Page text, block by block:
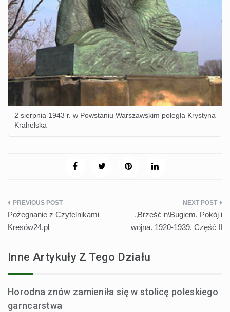
2 sierpnia 1943 r. w Powstaniu Warszawskim poległa Krystyna
Krahelska
Nawigacja
wpisu
Pożegnanie z Czytelnikami
Kresów24.pl
„Brześć n\Bugiem. Pokój i
wojna. 1920-1939. Część II
Inne Artykuły Z Tego Działu
Horodna znów zamieniła się w stolicę poleskiego
garncarstwa